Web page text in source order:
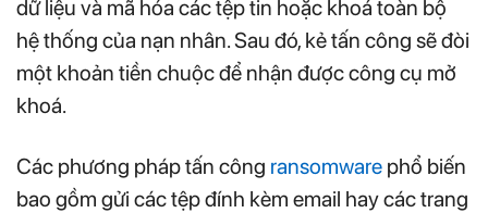
dữ liệu và mã hóa các tệp tin hoặc khoá toàn bộ
hệ thống của nạn nhân. Sau đó, kẻ tấn công sẽ đòi
một khoản tiền chuộc để nhận được công cụ mở
khoá.
Các phương pháp tấn công ransomware phổ biến
bao gồm gửi các tệp đính kèm email hay các trang